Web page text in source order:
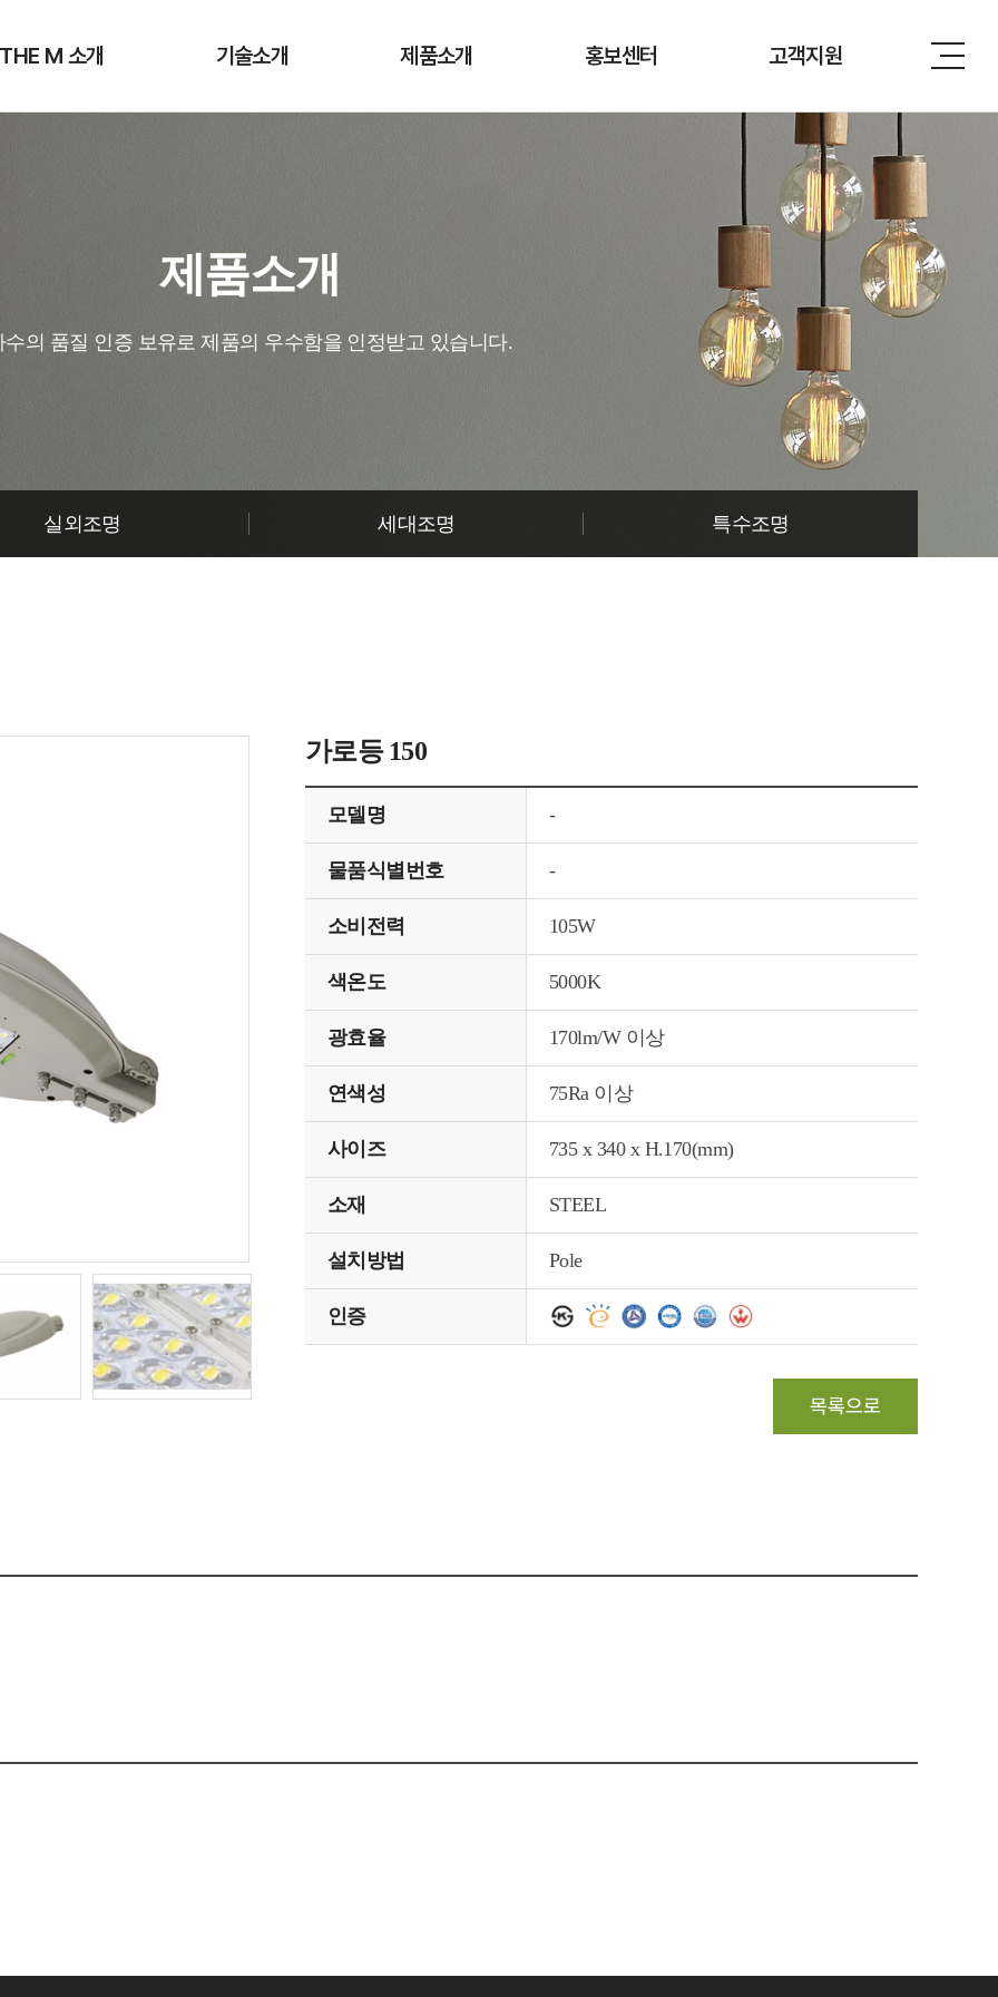
M 소개 기술소개 제품소개 홍보센터 고객지원
제품소개
수의 품질 인증 보유로 제품의 우수함을 인정받고 있습니다.
실외조명 세대조명 특수조명
가로등 150
모델명 -
물품식별번호 -
소비전력 105W
색온도 5000K
광효율 170lm/W 이상
연색성 75Ra 이상
사이즈 735 x 340 x H.170(mm)
소재 STEEL
설치방법 Pole
인증
목록으로